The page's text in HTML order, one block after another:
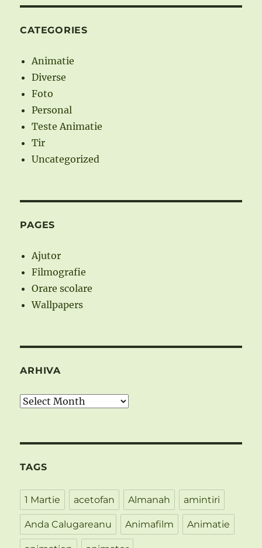
CATEGORIES
Animatie
Diverse
Foto
Personal
Teste Animatie
Tir
Uncategorized
PAGES
Ajutor
Filmografie
Orare scolare
Wallpapers
ARHIVA
Arhiva
TAGS
1 Martie acetofan Almanah amintiri
Anda Calugareanu Animafilm Animatie